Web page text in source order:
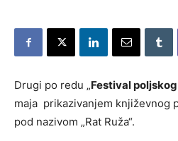
Drugi po redu „Festival
maja prikazivanjem književnog
pod nazivom „Rat Ruža“.